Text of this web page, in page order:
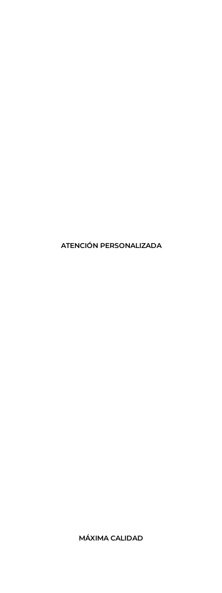
ATENCIÓN PERSONALIZADA
MÁXIMA CALIDAD